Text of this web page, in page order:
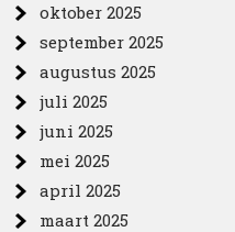
oktober 2025
september 2025
augustus 2025
juli 2025
juni 2025
mei 2025
april 2025
maart 2025